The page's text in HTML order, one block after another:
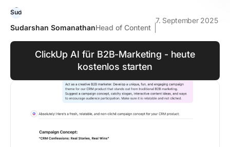
Sudarshan SomanathanHead of Content
7. September 2025
ClickUp AI für B2B-Marketing - heute
kostenlos starten